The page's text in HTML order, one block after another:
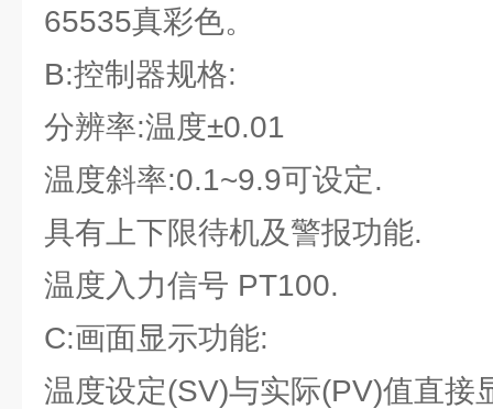
65535真彩色。
B:控制器规格:
分辨率:温度±0.01
温度斜率:0.1~9.9可设定.
具有上下限待机及警报功能.
温度入力信号 PT100.
C:画面显示功能:
温度设定(SV)与实际(PV)值直接